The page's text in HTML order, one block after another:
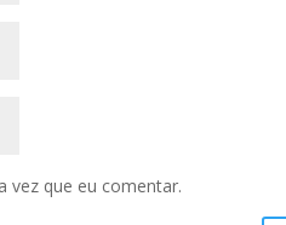
vez que eu comentar.